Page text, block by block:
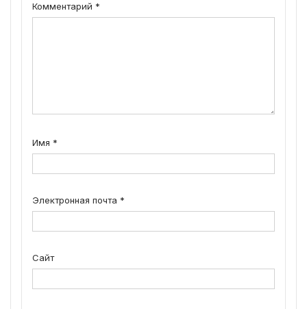
Комментарий *
Имя *
Электронная почта *
Сайт